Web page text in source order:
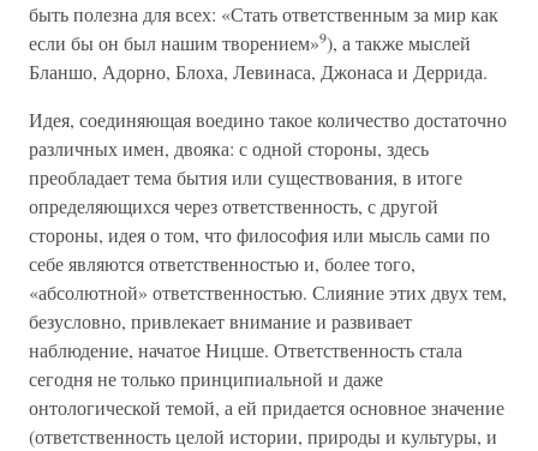
быть полезна для всех: «Стать ответственным за мир как
если бы он был нашим творением»9), а также мыслей
Бланшо, Адорно, Блоха, Левинаса, Джонаса и Деррида.
Идея, соединяющая воедино такое количество достаточно
различных имен, двояка: с одной стороны, здесь
преобладает тема бытия или существования, в итоге
определяющихся через ответственность, с другой
стороны, идея о том, что философия или мысль сами по
себе являются ответственностью и, более того,
«абсолютной» ответственностью. Слияние этих двух тем,
безусловно, привлекает внимание и развивает
наблюдение, начатое Ницше. Ответственность стала
сегодня не только принципиальной и даже
онтологической темой, а ей придается основное значение
(ответственность целой истории, природы и культуры, и